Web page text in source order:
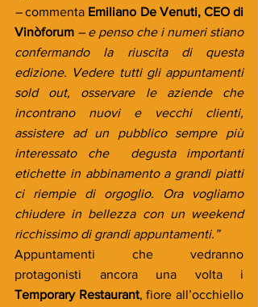
– commenta Emiliano De Venuti, CEO di
Vinòforum – e penso che i numeri stiano
confermando la riuscita di questa
edizione. Vedere tutti gli appuntamenti
sold out, osservare le aziende che
incontrano nuovi e vecchi clienti,
assistere ad un pubblico sempre più
interessato che  degusta importanti
etichette in abbinamento a grandi piatti
ci riempie di orgoglio. Ora vogliamo
chiudere in bellezza con un weekend
ricchissimo di grandi appuntamenti.”
Appuntamenti che vedranno
Temporary Restaurant, fiore all’occhiello